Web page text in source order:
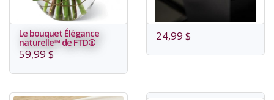
Le bouquet Élégance
naturelle™ de FTD®
59,99 $
24,99 $